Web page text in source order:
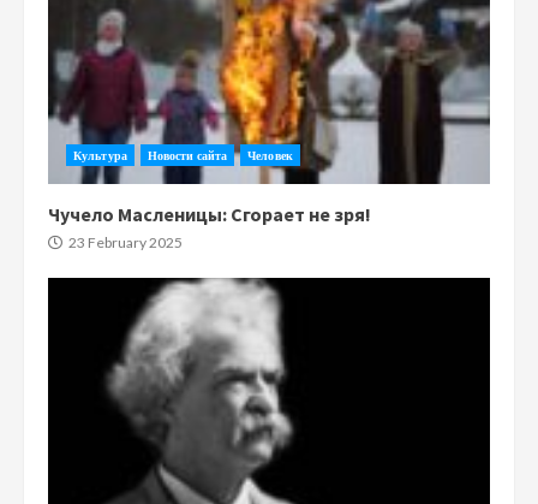
Культура Новости сайта Человек
Чучело Масленицы: Сгорает не зря!
23 February 2025